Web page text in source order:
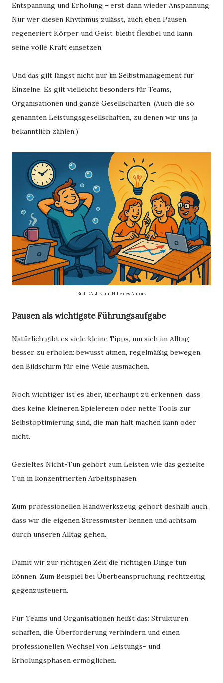
Entspannung und Erholung – erst dann wieder Anspannung.
Nur wer diesen Rhythmus zulässt, auch eben Pausen,
regeneriert Körper und Geist, bleibt flexibel und kann
seine volle Kraft einsetzen.
Und das gilt längst nicht nur im Selbstmanagement für
Einzelne. Es gilt vielleicht besonders für Teams,
Organisationen und ganze Gesellschaften. (Auch die so
genannten Leistungsgesellschaften, zu denen wir uns ja
bekanntlich zählen.)
Bild: DALL E mit Hilfe des Autors
Pausen als wichtigste Führungsaufgabe
Natürlich gibt es viele kleine Tipps, um sich im Alltag
besser zu erholen: bewusst atmen, regelmäßig bewegen,
den Bildschirm für eine Weile ausmachen.
Noch wichtiger ist es aber, überhaupt zu erkennen, dass
dies keine kleineren Spielereien oder nette Tools zur
Selbstoptimierung sind, die man halt machen kann oder
nicht.
Gezieltes Nicht-Tun gehört zum Leisten wie das gezielte
Tun in konzentrierten Arbeitsphasen.
Zum professionellen Handwerkszeug gehört deshalb auch,
dass wir die eigenen Stressmuster kennen und achtsam
durch unseren Alltag gehen.
Damit wir zur richtigen Zeit die richtigen Dinge tun
können. Zum Beispiel bei Überbeanspruchung rechtzeitig
gegenzusteuern.
Für Teams und Organisationen heißt das: Strukturen
schaffen, die Überforderung verhindern und einen
professionellen Wechsel von Leistungs- und
Erholungsphasen ermöglichen.